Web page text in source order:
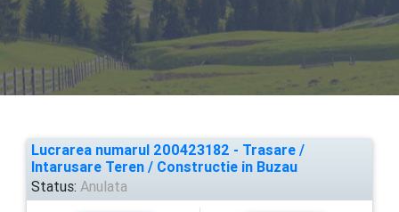
Lucrarea numarul 200423182 - Trasare /
Intarusare Teren / Constructie in Buzau
Status: Anulata